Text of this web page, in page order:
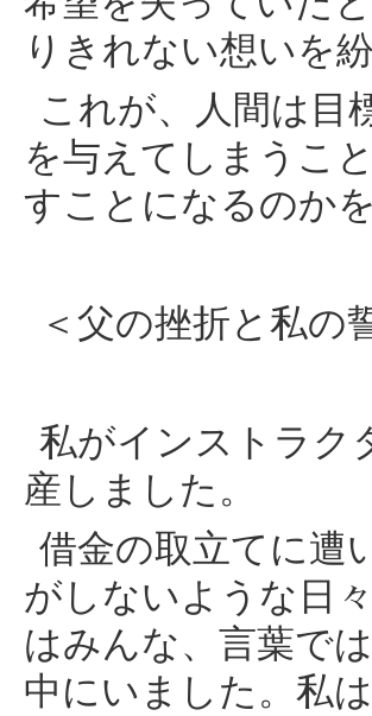
りきれない想いを
これが、人間は目
を与えてしまうこ
すことになるのか
＜父の挫折と私の
私がインストラク
産しました。
借金の取立てに遭
がしないような日
はみんな、言葉で
中にいました。私